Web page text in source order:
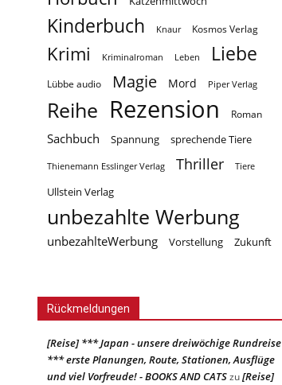
Kinderbuch Knaur Kosmos Verlag
Krimi Kriminalroman Leben Liebe
Lübbe audio Magie Mord Piper Verlag
Reihe Rezension Roman
Sachbuch Spannung sprechende Tiere
Thienemann Esslinger Verlag Thriller Tiere
Ullstein Verlag
unbezahlte Werbung
unbezahlteWerbung Vorstellung Zukunft
Rückmeldungen
[Reise] *** Japan - unsere dreiwöchige Rundreise
*** erste Planungen, Route, Stationen, Ausflüge
und viel Vorfreude! - BOOKS AND CATSzu[Reise]